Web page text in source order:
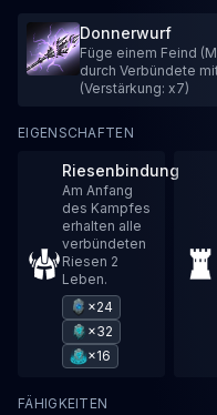
Donnerwurf
Füge einem Feind
durch Verbündete
(Verstärkung: x7)
EIGENSCHAFTEN
Riesenbindung
Am Anfang
des Kampfes
erhalten alle
verbündeten
Riesen 2
Leben.
×24
×32
×16
FÄHIGKEITEN